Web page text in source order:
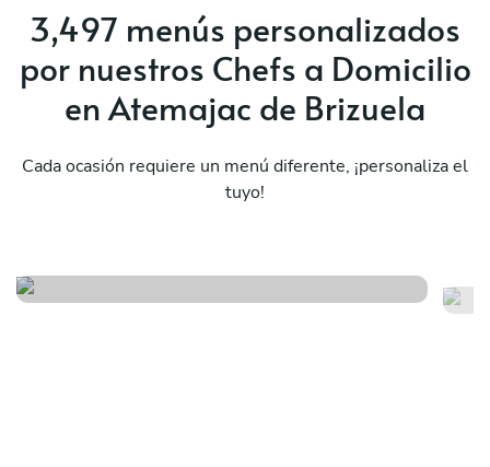
3,497 menús personalizados
por nuestros Chefs a Domicilio
en Atemajac de Brizuela
Cada ocasión requiere un menú diferente, ¡personaliza el
tuyo!